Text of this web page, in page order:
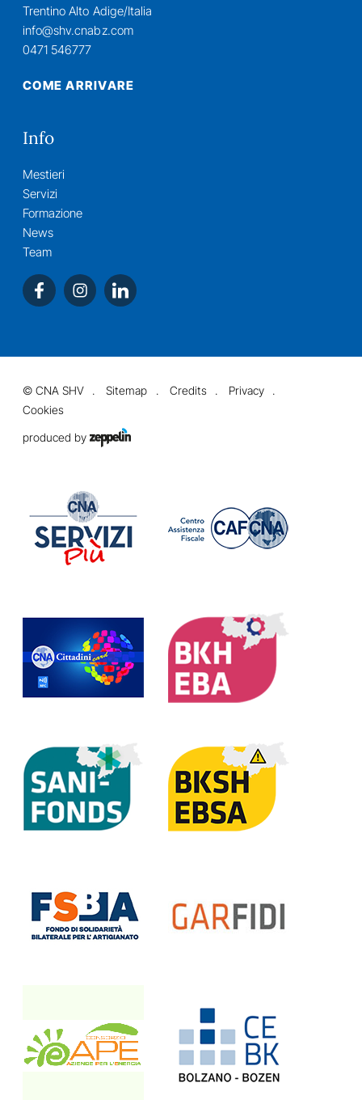
Trentino Alto Adige/Italia
info@shv.cnabz.com
0471 546777
COME ARRIVARE
Info
Mestieri
Servizi
Formazione
News
Team
©CNA SHV Sitemap Credits
Privacy
Cookies
produced by